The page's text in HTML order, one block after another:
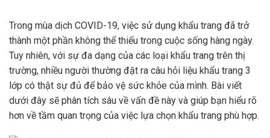
Trong mùa dịch COVID-19, việc sử dụng khẩu trang đã trở
thành một phần không thể thiếu trong cuộc sống hàng ngày.
Tuy nhiên, với sự đa dạng của các loại khẩu trang trên thị
trường, nhiều người thường đặt ra câu hỏi liệu khẩu trang 3
lớp có thật sự đủ để bảo vệ sức khỏe của mình. Bài viết
dưới đây sẽ phân tích sâu về vấn đề này và giúp bạn hiểu rõ
hơn về tầm quan trọng của việc lựa chọn khẩu trang phù hợp.